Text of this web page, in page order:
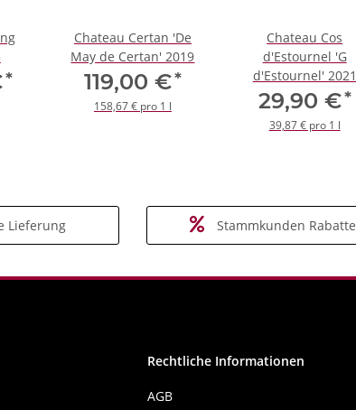
*
Chateau Certan 'De
May de Certan' 2019
119,00 €*
158,67 € pro 1 l
Chateau Cos
d'Estournel 'G
d'Estournel' 2021
29,90 €*
39,87 € pro 1 l
Lieferung Stammkunden Rabatte
Rechtliche Informationen
AGB